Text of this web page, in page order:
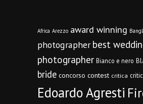
Africa Arezzo award winning
photographer best
photographer Bianco e nero
bride concorso contest critica
Edoardo Agresti